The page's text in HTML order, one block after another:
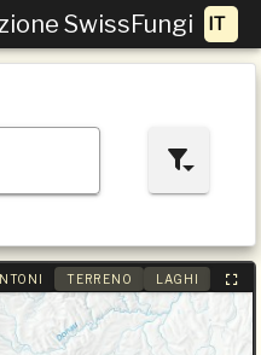
SwissFungi
TERRENO LAGHI